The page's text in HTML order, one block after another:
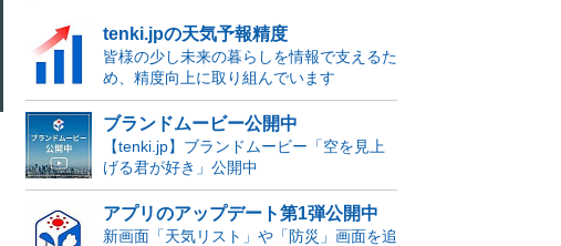
tenki.jpの天気予報精度
皆様の少し未来の暮らしを情報で支えるた
め、精度向上に取り組んでいます
ブランドムービー公開中
【tenki.jp】ブランドムービー「空を見上
げる君が好き」公開中
アプリのアップデート第1弾公開中
新画面「天気リスト」や「防災」画面を追